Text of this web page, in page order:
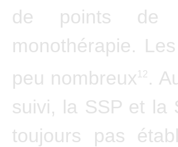
de points de
monothérapie.
peu nombreux12 .
suivi, la SSP et la
toujours pas